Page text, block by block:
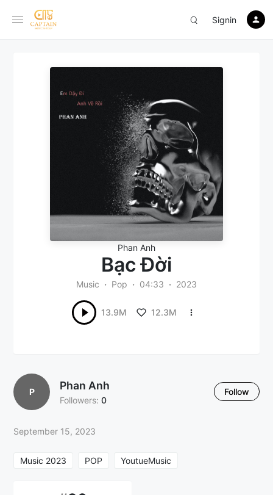
Signin
Phan Anh
Bạc Đời
Music Pop 04:33 2023
13.9M 12.3M
P Phan Anh
Followers: 0
Follow
September 15, 2023
Music 2023 POP YoutueMusic